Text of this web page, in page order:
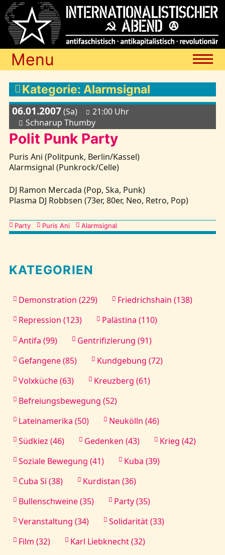
Menu
Termine
Media
Archiv
Links
Kategorie: Alarmsignal
06.01.2007(Sa)
21:00 Uhr
Schnarup Thumby
Polit Punk Party
Puris Ani (Politpunk, Berlin/Kassel)
Alarmsignal (Punkrock/Celle)
DJ Ramon Mercada (Pop, Ska, Punk)
Plasma DJ Robbsen (73er, 80er, Neo, Retro, Pop)
Kategorien
Party Puris Ani Alarmsignal
KATEGORIEN
Demonstration (229)
Friedrichshain (138)
Repression (123)
Palästina (110)
Antifa (99)
Gentrifizierung (91)
Gefangene (85)
Kundgebung (72)
Volxküche (63)
Kreuzberg (61)
Befreiungsbewegung (52)
Lateinamerika (50)
Neukölln (46)
Südkiez (46)
Gedenken (43)
Krieg (42)
Soziale Bewegung (41)
Kuba (39)
Cuba Sí (38)
Kurdistan (36)
Bullenschweine (35)
Party (35)
Veranstaltung (34)
Solidarität (33)
Film (32)
Karl Liebknecht (32)